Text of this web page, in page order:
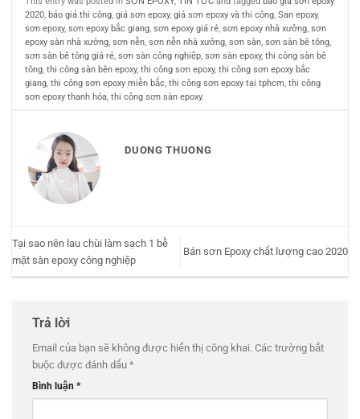
2020, báo giá thi công,giá sơn epoxy,giá sơn epoxy và thi công,San epoxy,
sơn epoxy,sơn epoxy bắc giang,sơn epoxy giá rẻ,sơn epoxy nhà xưởng,sơn
epoxy sàn nhà xưởng,sơn nền,sơn nền nhà xưởng,sơn sàn,sơn sàn bê tông,
sơn sàn bê tông giá rẻ,sơn sàn công nghiệp,sơn sàn epoxy,thi công sàn bê
tông,thi công sàn bên epoxy,thi công sơn epoxy,thi công sơn epoxy bắc
giang,thi công sơn epoxy miền bắc,thi công sơn epoxy tại tphcm,thi công
sơn epoxy thanh hóa,thi công sơn sàn epoxy.
DUONG THUONG
Tại sao nên lau chùi làm sạch 1 bề
mặt sàn epoxy công nghiệp
Bán sơn Epoxy chất lượng cao 2020
Trả lời
Email của bạn sẽ không được hiển thị công khai. Các trường bắt
buộc được đánh dấu *
Bình luận *